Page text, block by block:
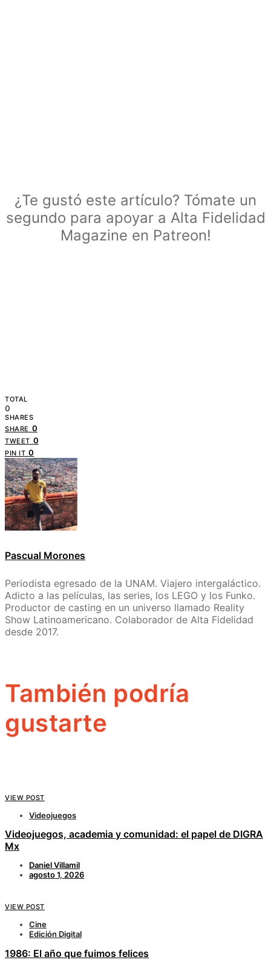
¿Te gustó este artículo? Tómate un
segundo para apoyar a Alta Fidelidad
Magazine en Patreon!
TOTAL
0
SHARES
SHARE 0
TWEET 0
PIN IT 0
Pascual Morones
Periodista egresado de la UNAM. Viajero intergaláctico.
Adicto a las películas, las series, los LEGO y los Funko.
Productor de casting en un universo llamado Reality
Show Latinoamericano. Colaborador de Alta Fidelidad
desde 2017.
También podría
gustarte
VIEW POST
Videojuegos
Videojuegos, academia y comunidad: el papel de DIGRA
Mx
Daniel Villamil
agosto 1, 2026
VIEW POST
Cine
Edición Digital
1986: El año que fuimos felices